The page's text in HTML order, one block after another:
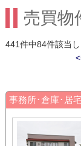
売買物
441件中84件該当
事務所･倉庫･居宅